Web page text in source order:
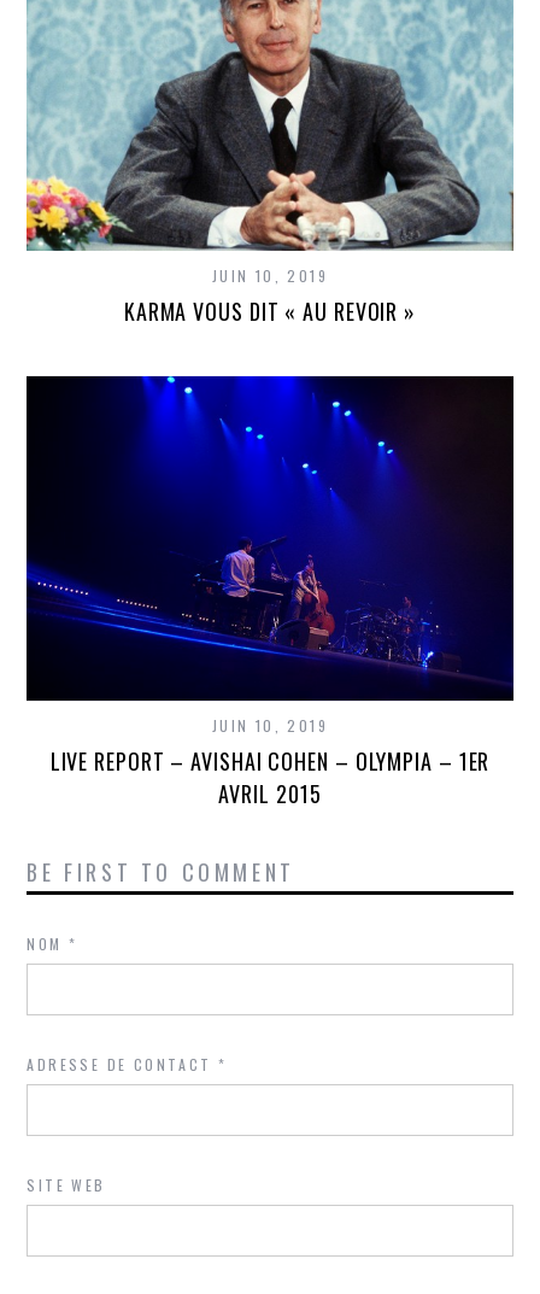
JUIN 10, 2019
KARMA VOUS DIT « AU REVOIR »
JUIN 10, 2019
LIVE REPORT – AVISHAI COHEN – OLYMPIA – 1ER
AVRIL 2015
BE FIRST TO COMMENT
NOM*
ADRESSE DE CONTACT*
SITE WEB